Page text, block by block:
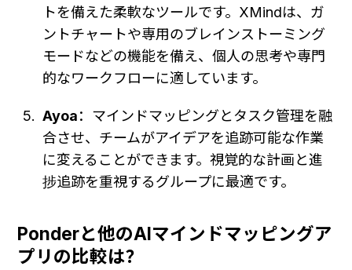
トを備えた柔軟なツールです。XMindは、ガ
ントチャートや専用のブレインストーミング
モードなどの機能を備え、個人の思考や専門
的なワークフローに適しています。
Ayoa：マインドマッピングとタスク管理を融
合させ、チームがアイデアを追跡可能な作業
に変えることができます。視覚的な計画と進
捗追跡を重視するグループに最適です。
Ponderと他のAIマインドマッピングア
プリの比較は？